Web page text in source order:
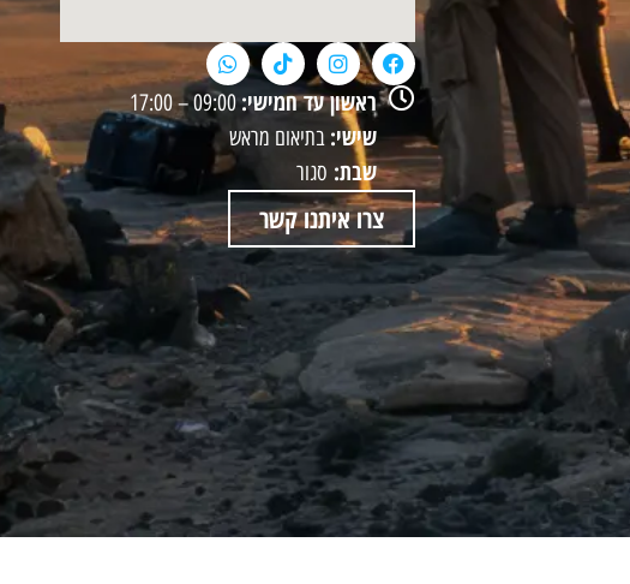
ראשון עד חמישי:09:00 – 17:00
שישי: בתיאום מראש
שבת: סגור
צרו איתנו קשר